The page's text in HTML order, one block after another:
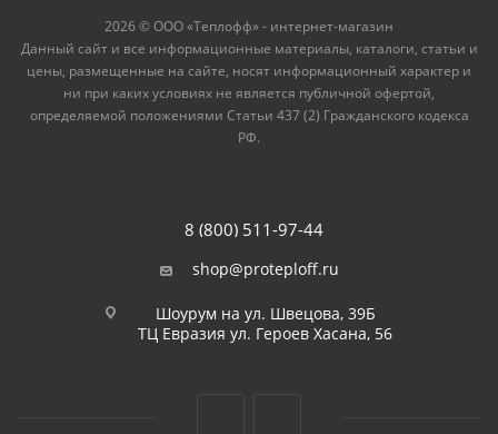
2026 © ООО «Теплофф» - интернет-магазин
Данный сайт и все информационные материалы, каталоги, статьи и
цены, размещенные на сайте, носят информационный характер и
ни при каких условиях не является публичной офертой,
определяемой положениями Статьи 437 (2) Гражданского кодекса
РФ.
8 (800) 511-97-44
shop@proteploff.ru
Шоурум на ул. Швецова, 39Б
ТЦ Евразия ул. Героев Хасана, 56